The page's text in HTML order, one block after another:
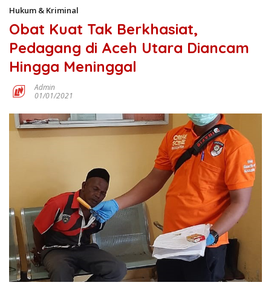
Hukum & Kriminal
Obat Kuat Tak Berkhasiat,
Pedagang di Aceh Utara Diancam
Hingga Meninggal
Admin
01/01/2021